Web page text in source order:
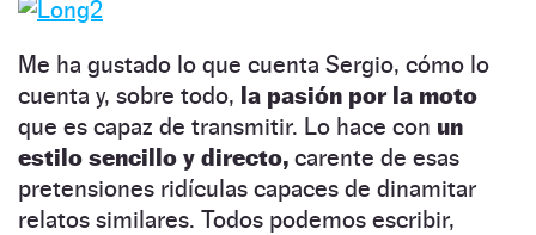
Me ha gustado lo que cuenta Sergio, cómo lo
cuenta y, sobre todo, la pasión por la moto
que es capaz de transmitir. Lo hace con un
estilo sencillo y directo, carente de esas
pretensiones ridículas capaces de dinamitar
relatos similares. Todos podemos escribir,